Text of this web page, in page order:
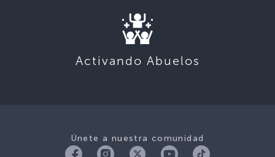
Activando Abuelos
Únete a nuestra comunidad